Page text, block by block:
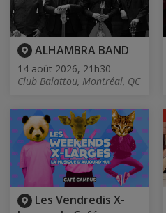
ALHAMBRA BAND
14 août 2026, 21h30
Club Balattou, Montréal, QC
Les Vendredis X-